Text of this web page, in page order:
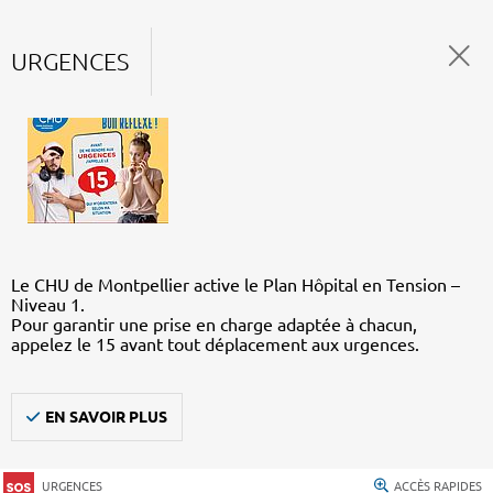
URGENCES
Le CHU de Montpellier active le Plan Hôpital en Tension –
Niveau 1.
Pour garantir une prise en charge adaptée à chacun,
appelez le 15 avant tout déplacement aux urgences.
EN SAVOIR PLUS
URGENCES ACCÈS RAPIDES